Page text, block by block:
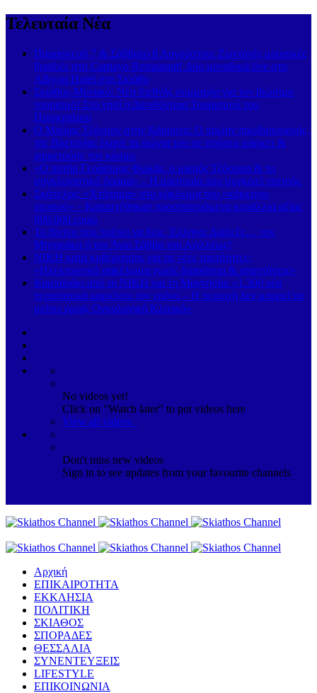
Τελευταία Νέα
Παρασκευή 7 & Σάββατο 8 Αυγούστου: Ζωντανές μουσικές
βραδιές στο Carnayo Restaurant! Δύο μοναδικά live στο
Alkyon Hotel στη Σκιάθο
Σκιάθος-Μονακό: Νέα διεθνής συμμαχία για τον βιώσιμο
τουρισμό! Στο νησί η Διευθύντρια Τουρισμού του
Πριγκιπάτου
Ο Μπόρις Τζόνσον στην Κάρυστο: Ο πρώην πρωθυπουργός
της Βρετανίας έκανε τα ψώνια του σε σούπερ μάρκετ &
χαιρετούσε τον κόσμο
«Ο πατήρ Γεράσιμος Φωκάς, ο μικρός Τζόσουα & το
συγκλονιστικό όραμα» – Η μαρτυρία που συγκινεί πιστούς
Σκόπελος: «Χτύπημα» στο κύκλωμα του «κόκκινου
χρυσού» – Κατασχέθηκαν προστατευόμενα κοράλλια αξίας
800.000 ευρώ
Το βίντεο που πρέπει να δεις, Έλληνα: Διάλεξε… τον
Μηταράκη ή τον Άγιο Σάββα του Αχιλλέως!
ΝΙΚΗ κατά κυβέρνησης για τις νέες ταυτότητες:
«Ηλεκτρονικό φακέλωμα χωρίς διαφάνεια & απαντήσεις»
Καμπανάκι από τη ΝΙΚΗ για τη Μαγνησία: «1.300 νέα
περιστατικά καρκίνου τον χρόνο – Η περιοχή δεν μπορεί να
μείνει χωρίς Ογκολογική Κλινική»
No videos yet!
Click on "Watch later" to put videos here
View all videos
Don't miss new videos
Sign in to see updates from your favourite channels
Αρχική
ΕΠΙΚΑΙΡΟΤΗΤΑ
ΕΚΚΛΗΣΙΑ
ΠΟΛΙΤΙΚΗ
ΣΚΙΑΘΟΣ
ΣΠΟΡΑΔΕΣ
ΘΕΣΣΑΛΙΑ
ΣΥΝΕΝΤΕΥΞΕΙΣ
LIFESTYLE
ΕΠΙΚΟΙΝΩΝΙΑ